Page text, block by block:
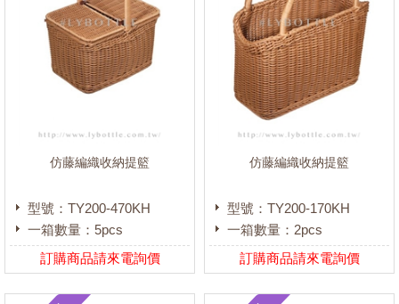
仿藤編織收納提籃
型號：TY200-470KH
一箱數量：5pcs
訂購商品請來電詢價
仿藤編織收納提籃
型號：TY200-170KH
一箱數量：2pcs
訂購商品請來電詢價